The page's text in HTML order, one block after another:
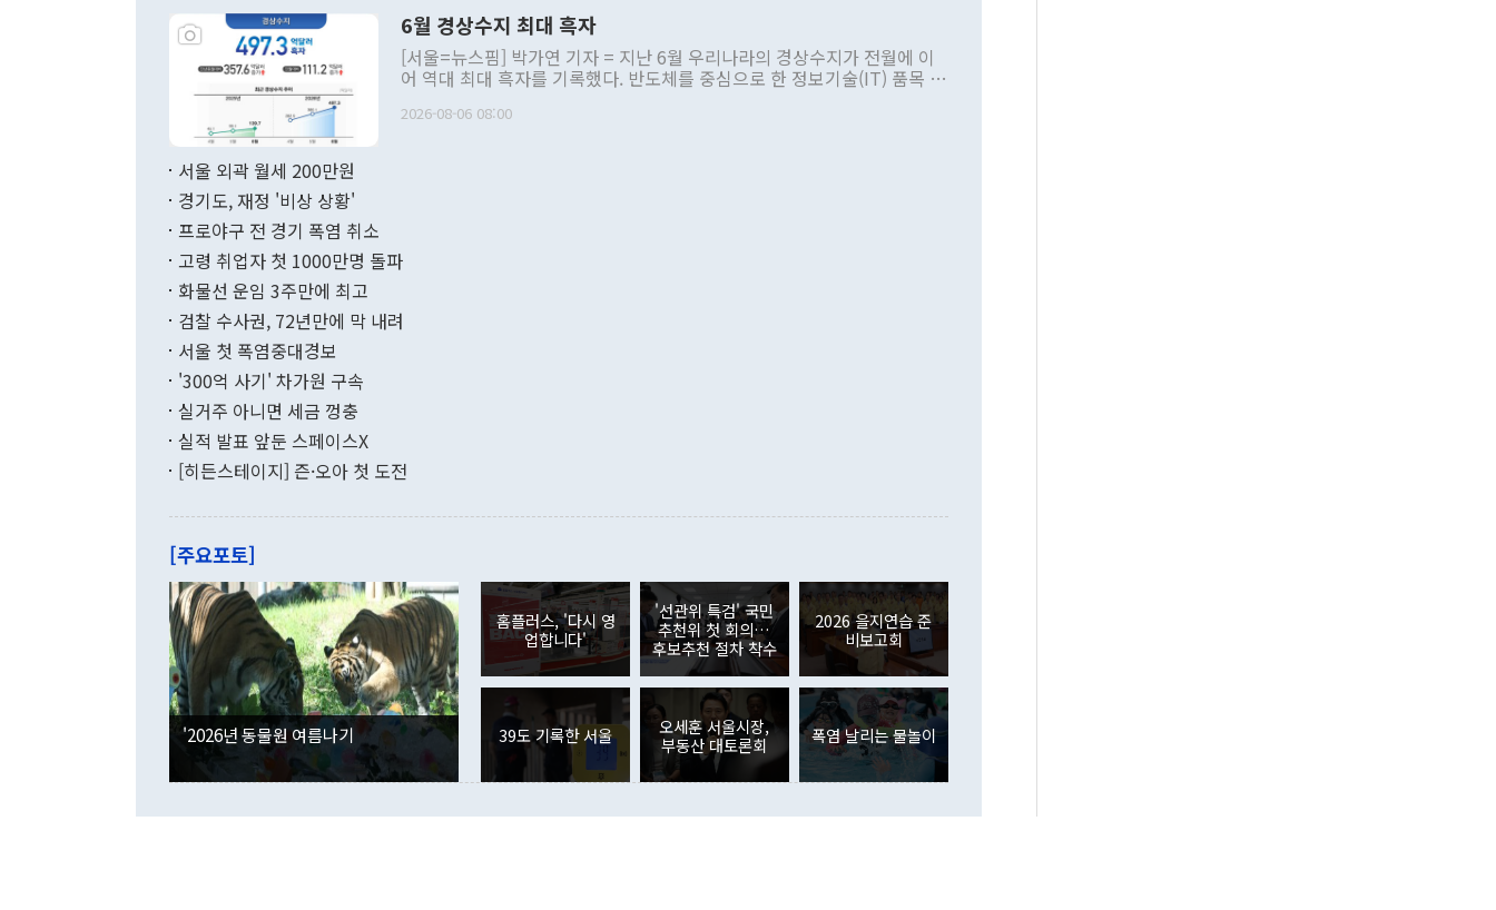
주의적 희망에 근거한 비현실적 구상'이라는 비판을 내놨다. 그동안 정 장
관의 대북 정책 관련 발언이 물의를 빚은 적은 여러 번 있지만 대통령과 유
관 부처 장관이 공개적으로 부정적 입장을 표명한 것은 이례적이다. 정 장
관의 무리한 대북 접근법과 월권을 제어해야 한다는 목소리도 높아지고 있
다. [정동영 통일부 장관이 지난달 23일 오후 서울 종로구 정부서울청사에
무너졌다고도 했다. 또 "현 시점에서 흘러간 선(先)비핵화만 되뇌는 것은
함께 4자 대화의 동력을 확보하기 위해 최선을 다할 것"이라고 말했다. 하
"우리의 선의대로 하는 게 과연 한반도의 평화와 안정에 플러스냐, 결론적
관은 업무보고 사후 브리핑에서 정 장관이 언급한 '4자 회담'에 대해 "이상
이 9월 러시아 블라디보스토크에서 열리는 '동방경제포럼(EEF)'을 언급하
며 "정부 차원에서 (참석을) 검토하고 있다"고 발언한 데 대해서도 조 장관
은 "그것은 외교부의 몫"이라며 "아직 거기까지 진도가 나가지 않았다"고
잘랐다. 정 장관이 이날 소개한 대북 구상과 설명은 정부 내 조율을 거치지
않았다는 점에서 문제가 있다. 특히 주적 표현 대체와 국호 사용, 9·19 군
사합의 복원, 4자회담 추진 등은 통일부 장관이 결정할 사안이 아니어서 월
권이라는 지적이 나오고 있다. 이 대통령은 정 장관의 업무보고를 듣고 난
뒤 "여기 업무보고에 발표했다고 승인난 건 아니다"라고 재차 확인했다. 정
부의 한 소식통은 "정 장관의 발언 내용은 대부분 국가안전보장회의(NSC)
를 거쳐 결정된 사안이 아닌 정 장관의 개인적 생각에 가깝다"며 "안보 관
련 부처 장관이 정부의 공식 정책이 아닌 사안을 추진하겠다고 업무보고를
하고 대통령의 면전에서 '국군통수권자가 나서야 한다'고 주장한 것은 심각
6월 경상수지 최대 흑자
[서울=뉴스핌] 박가연 기자 = 지난 6월 우리나라의 경상수지가 전월에 이
어 역대 최대 흑자를 기록했다. 반도체를 중심으로 한 정보기술(IT) 품목 수
료=한국은행] 한국은행이 6일 발표한 '2026년 6월 국제수지(잠정)'에 따르
며 월간 기준 처음으로 1000억달러를 넘어섰다. 상품수입은 644억8000만
196.9% 급증했고 컴퓨터·주변기기(SSD)는 282.7% 증가했다. IT 품목
수출은 160.4% 늘었으며 비IT 품목도 ▲석유제품(47.5%) ▲화공품
기록했지만 지식재산권사용료수지는 전월 흑자에서 4억4000만달러 적자
로 전환됐다. 본원소득수지는 배당소득을 중심으로 32억7000만달러 흑자
는 배당수입이 늘어난 데다 전월 분기배당에 따른 기저효과로 배당지급이
였던 올해 3월(369억9000만달러)을 넘어선 것이다. 직접투자에서는 내국
인의 해외투자가 80억1000만달러, 외국인의 국내투자가 46억3000만달러
각각 증가했다. 증권투자에서는 외국인의 국내 주식 매도세가 이어졌다. 외
국인의 국내 주식 투자는 차익실현 매도 등의 영향으로 316억1000만달러
감소하며 전월(-310억5000만달러)에 이어 역대 최대 순매도 기록을 다시
경신했다. 외국인의 국내 채권투자는 세계국채지수(WGBI) 자금 유입에도
분기 말 만기도래 영향으로 증가 폭이 줄어든 52억9000만달러를 기록했
다. 내국인의 해외 증권투자는 주식을 중심으로 35억6000만달러 증가했
다. eoyn2@newspim.com
2026-08-06 08:00
서울 외곽 월세 200만원
경기도, 재정 '비상 상황'
프로야구 전 경기 폭염 취소
고령 취업자 첫 1000만명 돌파
화물선 운임 3주만에 최고
검찰 수사권, 72년만에 막 내려
서울 첫 폭염중대경보
'300억 사기' 차가원 구속
실거주 아니면 세금 껑충
실적 발표 앞둔 스페이스X
[히든스테이지] 즌·오아 첫 도전
[주요포토]
'2026년 동물원 여름나기
홈플러스, '다시 영
업합니다'
'선관위 특검' 국민
추천위 첫 회의…
후보추천 절차 착수
2026 을지연습 준
비보고회
39도 기록한 서울
오세훈 서울시장,
부동산 대토론회
폭염 날리는 물놀이